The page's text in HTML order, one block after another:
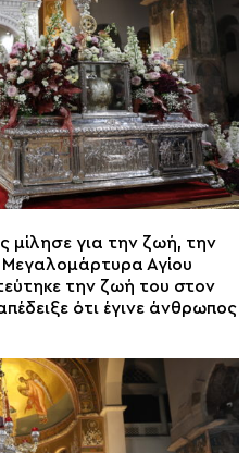
μίλησε για την ζωή, την
Αγίου
την ζωή του στον
ότι έγινε άνθρωπος